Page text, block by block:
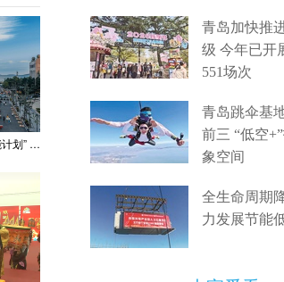
青岛市市南区推出“青春小店·赋能计划” 聚满青岛温情
青岛加快推
级 今年已开
551场次
青岛跳伞基
前三 “低空
象空间
全生命周期
力发展节能